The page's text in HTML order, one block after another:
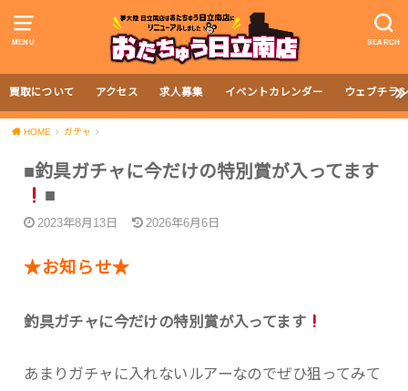
MENU SEARCH
買取について アクセス 求人募集 イベントカレンダー ウェブチラ
HOME ガチャ
■釣具ガチャに今だけの特別賞が入ってます
■
2023年8月13日 2026年6月6日
★お知らせ★
釣具ガチャに今だけの特別賞が入ってます
あまりガチャに入れないルアーなのでぜひ狙ってみて